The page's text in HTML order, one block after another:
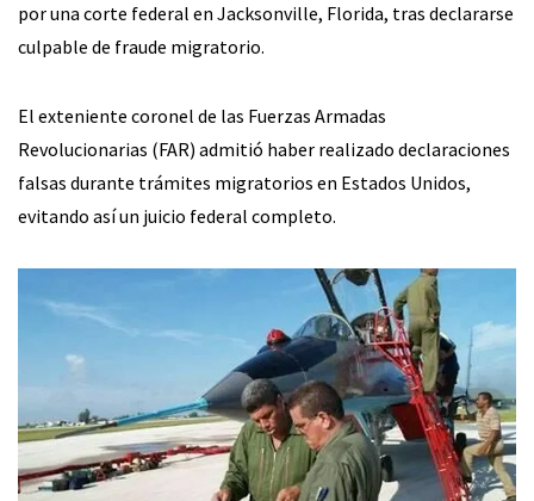
por una corte federal en Jacksonville, Florida, tras declararse
culpable de fraude migratorio.
El exteniente coronel de las Fuerzas Armadas
Revolucionarias (FAR) admitió haber realizado declaraciones
falsas durante trámites migratorios en Estados Unidos,
evitando así un juicio federal completo.